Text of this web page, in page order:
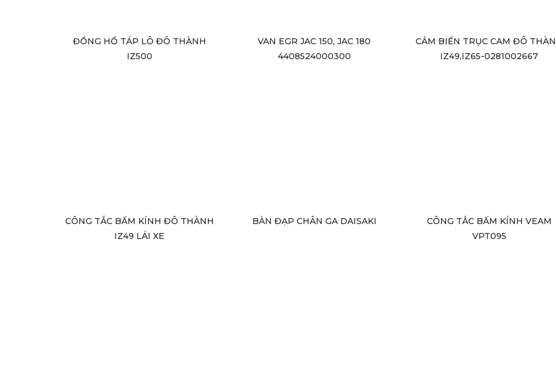
ĐỒNG HỒ TÁP LÔ ĐÔ THÀNH
IZ500
VAN EGR JAC 150, JAC 180
4408524000300
CẢM BIẾN TRỤC CAM ĐÔ
IZ49,IZ65-0281002667
CÔNG TẮC BẤM KÍNH ĐÔ THÀNH
IZ49 LÁI XE
BÀN ĐẠP CHÂN GA DAISAKI
CÔNG TẮC BẤM KÍNH VEAM
VPT095